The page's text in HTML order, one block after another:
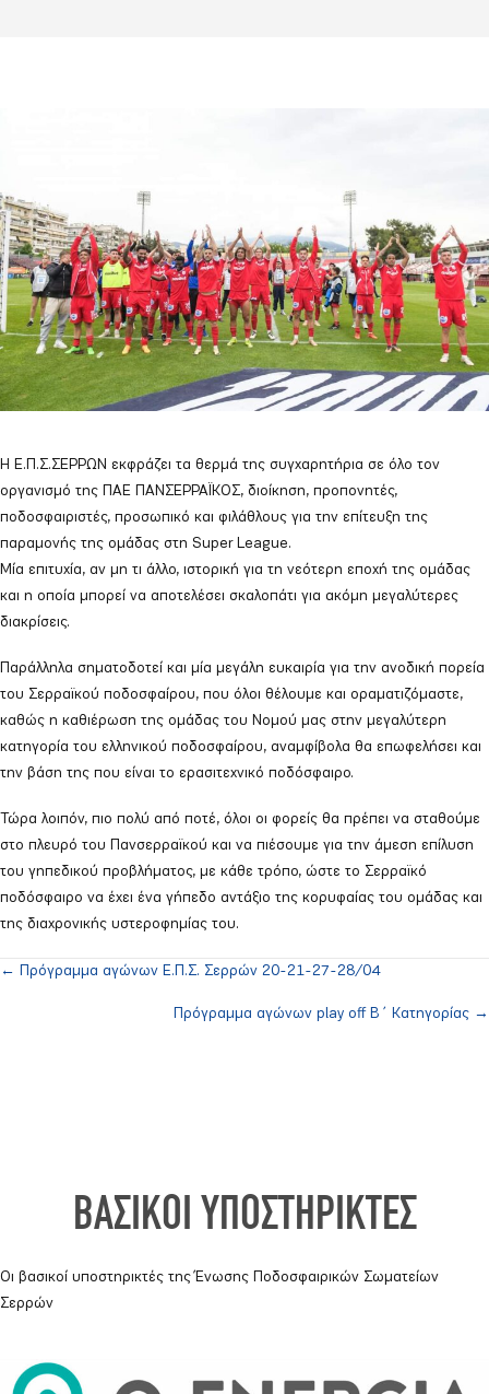
Η Ε.Π.Σ.ΣΕΡΡΩΝ εκφράζει τα θερμά της συγχαρητήρια σε όλο τον
οργανισμό της ΠΑΕ ΠΑΝΣΕΡΡΑΪΚΟΣ, διοίκηση, προπονητές,
ποδοσφαιριστές, προσωπικό και φιλάθλους για την επίτευξη της
παραμονής της ομάδας στη Super League.
Μία επιτυχία, αν μη τι άλλο, ιστορική για τη νεότερη εποχή της ομάδας
και η οποία μπορεί να αποτελέσει σκαλοπάτι για ακόμη μεγαλύτερες
διακρίσεις.
Παράλληλα σηματοδοτεί και μία μεγάλη ευκαιρία για την ανοδική πορεία
του Σερραϊκού ποδοσφαίρου, που όλοι θέλουμε και οραματιζόμαστε,
καθώς η καθιέρωση της ομάδας του Νομού μας στην μεγαλύτερη
κατηγορία του ελληνικού ποδοσφαίρου, αναμφίβολα θα επωφελήσει και
την βάση της που είναι το ερασιτεχνικό ποδόσφαιρο.
Τώρα λοιπόν, πιο πολύ από ποτέ, όλοι οι φορείς θα πρέπει να σταθούμε
στο πλευρό του Πανσερραϊκού και να πιέσουμε για την άμεση επίλυση
του γηπεδικού προβλήματος, με κάθε τρόπο, ώστε το Σερραϊκό
ποδόσφαιρο να έχει ένα γήπεδο αντάξιο της κορυφαίας του ομάδας και
της διαχρονικής υστεροφημίας του.
Posts
← Πρόγραμμα αγώνων Ε.Π.Σ. Σερρών 20-21-27-28/04
Πρόγραμμα αγώνων play off B΄ Κατηγορίας →
ΒΑΣΙΚΟΙ ΥΠΟΣΤΗΡΙΚΤΕΣ
Οι βασικοί υποστηρικτές της Ένωσης Ποδοσφαιρικών Σωματείων
Σερρών